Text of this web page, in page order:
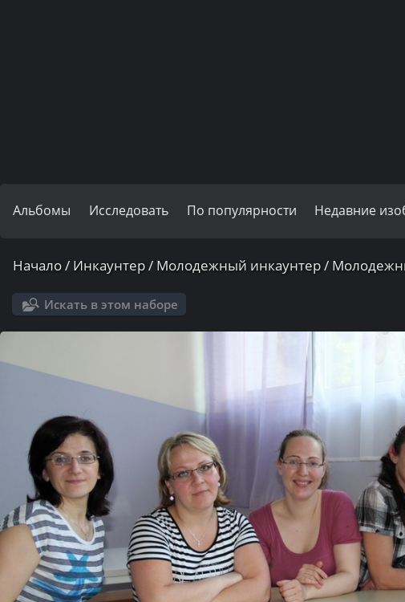
Альбомы Исследовать По популярности Недавние
Начало/ Инкаунтер/ Молодежный инкаунтер/
Искать в этом наборе